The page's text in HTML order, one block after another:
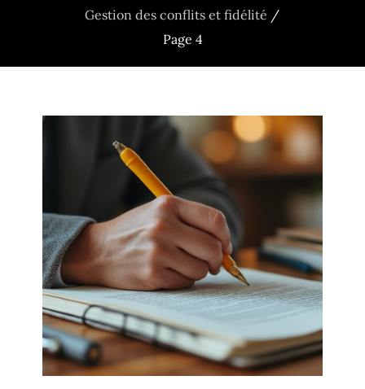
Gestion des conflits et fidélité
Page 4